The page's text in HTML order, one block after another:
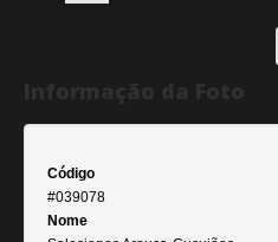
Código
#039078
Nome